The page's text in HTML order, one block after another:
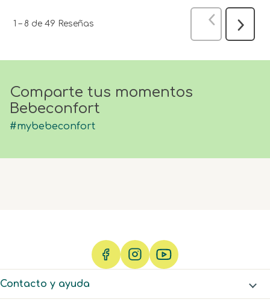
Comparte tus momentos
Bebeconfort
#mybebeconfort
1 – 8 de 49 Reseñas Anterior
Reseñas
Contacto y ayuda